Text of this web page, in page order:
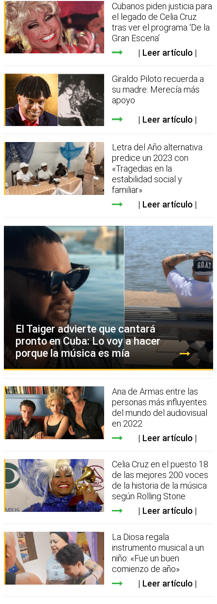
Cubanos piden justicia para
el legado de Celia Cruz
tras ver el programa ‘De la
Gran Escena’
Leer artículo
Giraldo Piloto recuerda a
su madre: Merecía más
apoyo
Leer artículo
Letra del Año alternativa
predice un 2023 con
«Tragedias en la
estabilidad social y
familiar»
Leer artículo
El Taiger advierte que cantará
pronto en Cuba: Lo voy a hacer
porque la música es mía
Ana de Armas entre las
personas más influyentes
del mundo del audiovisual
en 2022
Leer artículo
Celia Cruz en el puesto 18
de las mejores 200 voces
de la historia de la música
según Rolling Stone
Leer artículo
La Diosa regala
instrumento musical a un
niño: «Fue un buen
comienzo de año»
Leer artículo